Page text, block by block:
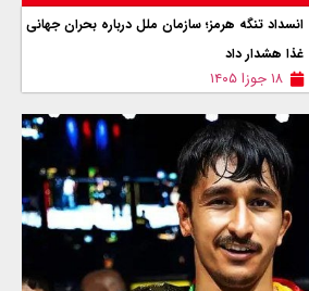
انسداد تنگه هرمز؛ سازمان ملل درباره بحران جهانی
غذا هشدار داد
۱۸ جوزا ۱۴۰۵